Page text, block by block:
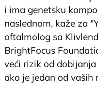
i ima genetsku
naslednom, kaže za
oftalmolog sa
BrightFocus
veći rizik od
ako je jedan od vaših